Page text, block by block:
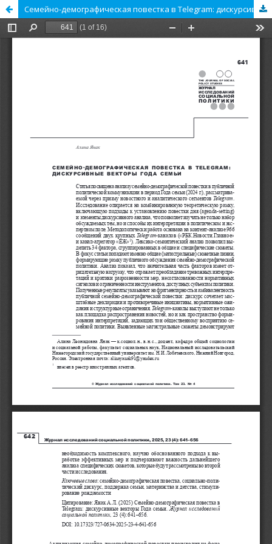
Семейно-­демографическая повестка в Telegram: дискурсивные векторы Года семьи